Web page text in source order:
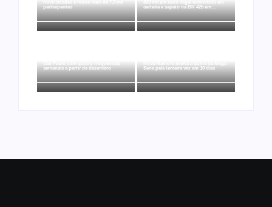
participantes
carteira e sapato na BR 425 em…
São Paulo com quatro frequências
semanais a partir de dezembro
Sena pela terceira vez em 10 dias